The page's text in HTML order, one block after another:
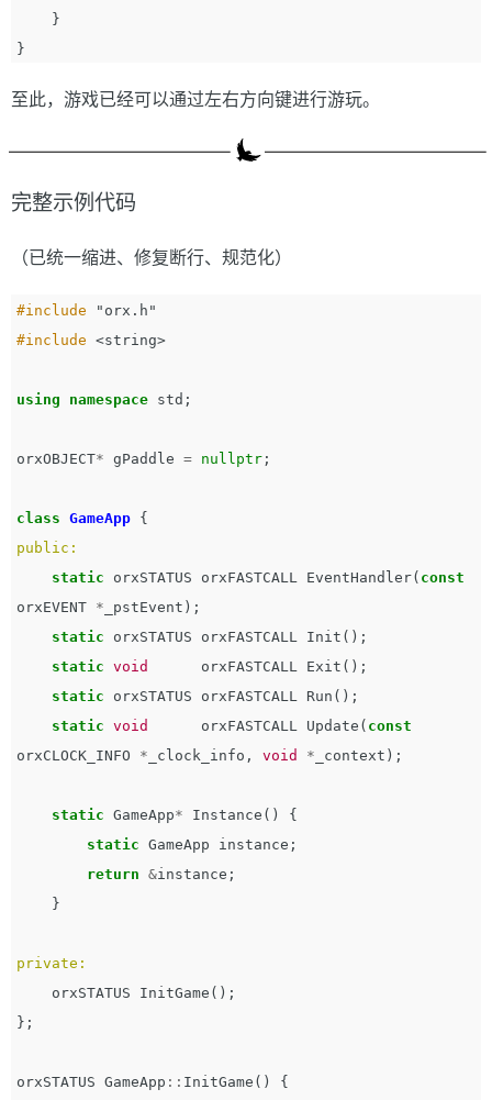
}
}
至此，游戏已经可以通过左右方向键进行游玩。
完整示例代码
（已统一缩进、修复断行、规范化）
#include
"orx.h"
#include <string>
using namespace std ;
orxOBJECT* gPaddle = nullptr ;
class GameApp {
public:
static
orxSTATUS orxFASTCALL EventHandler( const
orxEVENT * _pstEvent );
static
orxSTATUS orxFASTCALL Init ();
static void orxFASTCALL Exit ();
static
orxSTATUS orxFASTCALL Run ();
static void orxFASTCALL Update ( const
orxCLOCK_INFO
* _clock_info , void * _context );
static GameApp* Instance ()
{
static GameApp instance ;
return &instance ;
}
private:
orxSTATUS
InitGame ();
};
orxSTATUS GameApp :: InitGame ()
{